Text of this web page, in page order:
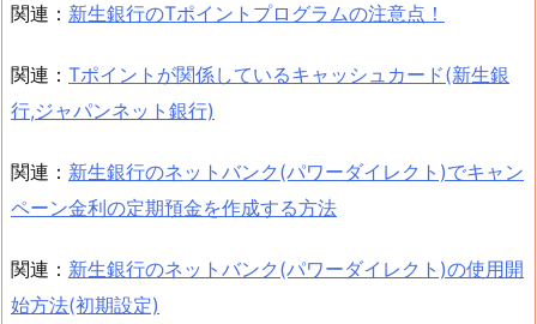
関連： 新生銀行のTポイントプログラムの注意点！
関連： Tポイントが関係しているキャッシュカード(新生銀
行,ジャパンネット銀行)
関連： 新生銀行のネットバンク(パワーダイレクト)でキャン
ペーン金利の定期預金を作成する方法
関連： 新生銀行のネットバンク(パワーダイレクト)の使用開
始方法(初期設定)